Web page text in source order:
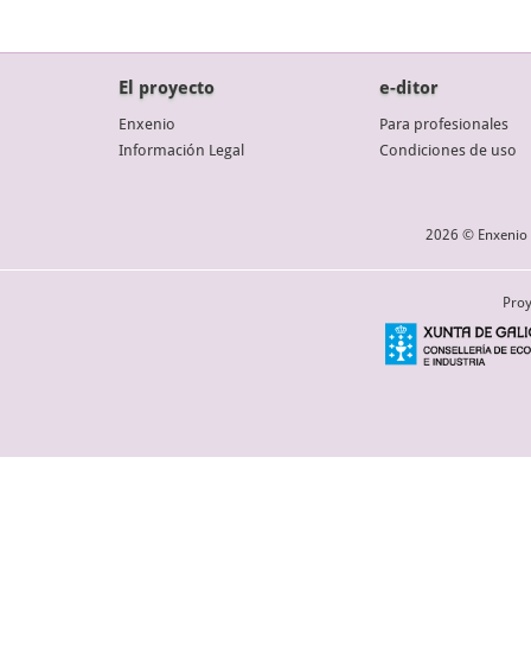
El proyecto
Enxenio
Información Legal
e-ditor
Para profesionales
Condiciones de uso
2026 © Enxenio